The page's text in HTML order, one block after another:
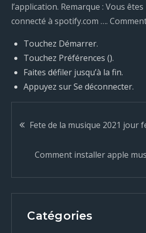
l’application. Remarque : Vous
connecté à spotify.com ….
Touchez Démarrer.
Touchez Préférences ().
Faites défiler jusqu’à la fin.
Appuyez sur Se déconnecter.
N
v
Fete de la musique 2021 jour
Comment installer apple
Catégories